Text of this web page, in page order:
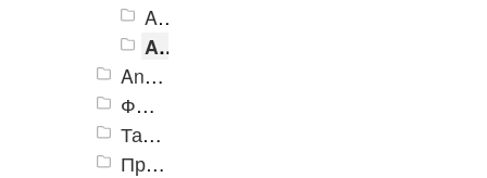
AntiSlip Systems структурируемый винил
AntiSlip Systems структурируемый полиуретан
Anti Slip Systems грубой зернистости
Фотолюминисцентные ленты.
Тактильная лента Anti Slip System
Противоскользящие формуемые абразивные ленты